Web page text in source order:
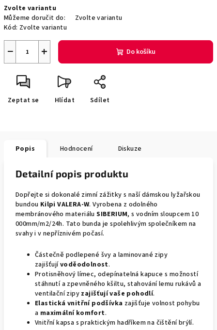
cena:
Zvolte variantu
Můžeme doručit do:
Zvolte variantu
Kód: Zvolte variantu
+
− Do košíku
Zeptat se Hlídat Sdílet
Popis Hodnocení Diskuze
Detailní popis produktu
Dopřejte si dokonalé zimní zážitky s naší dámskou lyžařskou
bundou Kilpi VALERA-W. Vyrobena z odolného
membránového materiálu SIBERIUM, s vodním sloupcem 10
000mm/m2/24h. Tato bunda je spolehlivým společníkem na
svahy i v nepříznivém počasí.
Částečně podlepené švy a laminované zipy
zajišťujívoděodolnost.
Protisněhový límec, odepínatelná kapuce s možností
stáhnutí a zpevněného kšiltu, stahování lemu rukávů a
ventilační zipy zajišťují vaše pohodlí.
Elastická vnitřní podšívka zajišťuje volnost pohybu
a maximální komfort.
Vnitřní kapsa s praktickým hadříkem na čištění brýlí.